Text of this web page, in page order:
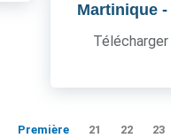
Martinique -
Première 21 22 23